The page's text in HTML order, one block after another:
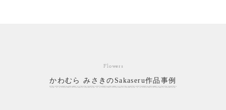
Flowers
かわむら みさきのSakaseru作品事例